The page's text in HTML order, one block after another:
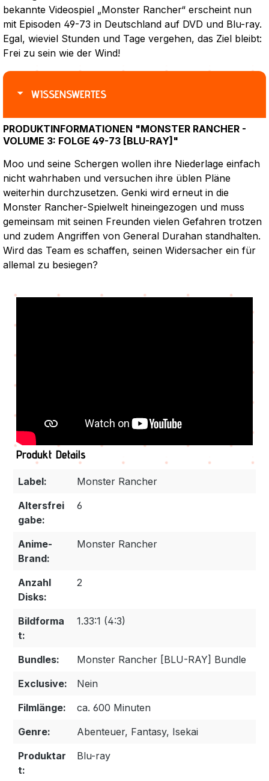
bekannte Videospiel „Monster Rancher“ erscheint nun
mit Episoden 49-73 in Deutschland auf DVD und Blu-ray.
Egal, wieviel Stunden und Tage vergehen, das Ziel bleibt:
Frei zu sein wie der Wind!
WISSENSWERTES
PRODUKTINFORMATIONEN "MONSTER RANCHER -
VOLUME 3: FOLGE 49-73 [BLU-RAY]"
Moo und seine Schergen wollen ihre Niederlage einfach
nicht wahrhaben und versuchen ihre üblen Pläne
weiterhin durchzusetzen. Genki wird erneut in die
Monster Rancher-Spielwelt hineingezogen und muss
gemeinsam mit seinen Freunden vielen Gefahren trotzen
und zudem Angriffen von General Durahan standhalten.
Wird das Team es schaffen, seinen Widersacher ein für
allemal zu besiegen?
Produkt Details
Label:
Monster Rancher
Altersfrei
gabe:
6
Anime-
Brand:
Monster Rancher
Anzahl
Disks:
2
Bildforma
t:
1.33:1 (4:3)
Bundles:
Monster Rancher [BLU-RAY] Bundle
Exclusive:
Nein
Filmlänge:
ca. 600 Minuten
Genre:
Abenteuer, Fantasy, Isekai
Produktar
t:
Blu-ray